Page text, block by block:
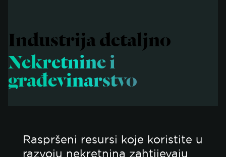
Industrija detaljno
Nekretnine i
građevinarstvo
Raspršeni resursi koje koristite u
razvoju nekretnina zahtijevaju